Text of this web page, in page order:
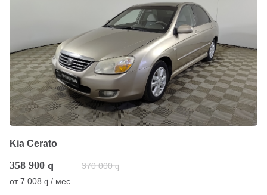
Kia Cerato
358 900 q 370 000 q
от7 008 q / мес.